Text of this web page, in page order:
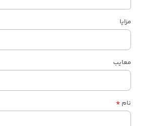
مزایا
معایب
نام *